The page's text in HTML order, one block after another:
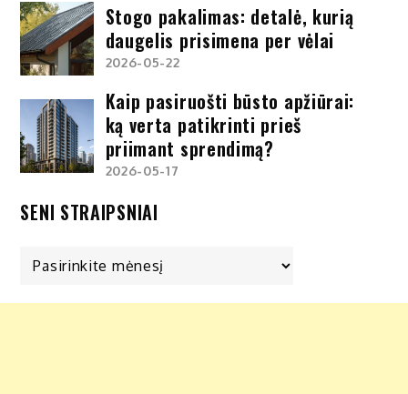
Stogo pakalimas: detalė, kurią
daugelis prisimena per vėlai
2026-05-22
Kaip pasiruošti būsto apžiūrai:
ką verta patikrinti prieš
priimant sprendimą?
2026-05-17
SENI STRAIPSNIAI